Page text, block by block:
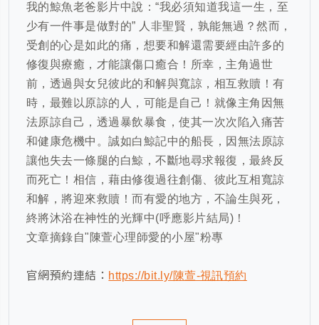
我的鯨魚老爸影片中說：“我必須知道我這一生，至
少有一件事是做對的” 人非聖賢，孰能無過？然而，
受創的心是如此的痛，想要和解還需要經由許多的
修復與療癒，才能讓傷口癒合！所幸，主角過世
前，透過與女兒彼此的和解與寬諒，相互救贖！有
時，最難以原諒的人，可能是自己！就像主角因無
法原諒自己，透過暴飲暴食，使其一次次陷入痛苦
和健康危機中。誠如白鯨記中的船長，因無法原諒
讓他失去一條腿的白鯨，不斷地尋求報復，最終反
而死亡！相信，藉由修復過往創傷、彼此互相寬諒
和解，將迎來救贖！而有愛的地方，不論生與死，
終將沐浴在神性的光輝中(呼應影片結局) ！
文章摘錄自"陳萱心理師愛的小屋"粉專
官網預約連結： https://bit.ly/陳萱-視訊預約